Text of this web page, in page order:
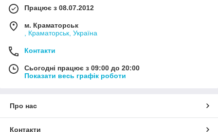
Працює з 08.07.2012
м. Краматорськ
, Краматорськ, Україна
Контакти
Сьогодні працює з 09:00 до 20:00
Показати весь графік роботи
Про нас
Контакти